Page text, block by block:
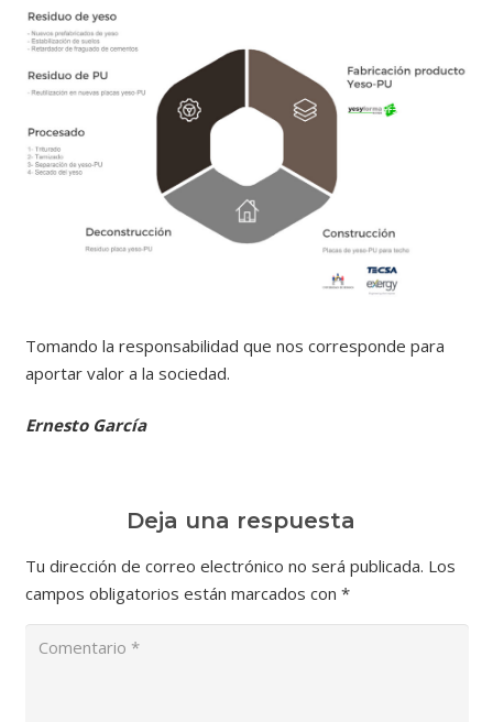
Tomando la responsabilidad que nos corresponde para
aportar valor a la sociedad.
Ernesto García
Deja una respuesta
Tu dirección de correo electrónico no será publicada. Los
campos obligatorios están marcados con *